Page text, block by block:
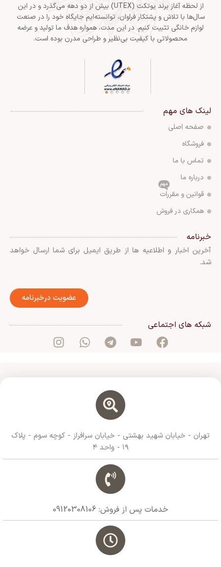
از لحظه آغاز برند یوتکث (UTEX) بیش از دو دهه می‌گذرد و در این
سال‌ها با تلاش و پشتکار فراوان، توانسته‌ایم جایگاه خود را در صنعت
لوازم خانگی تثبیت کنیم. در این مدت، همواره هدف ما تولید و عرضه
محصولاتی با کیفیت بی‌نظیر و طراحی مدرن بوده است.
لینک های مهم
صفحه اصلی
فروشگاه
تماس با ما
درباره ما
قوانین و مقررات
مهم
همکاری در فروش
خبرنامه
آخرین اخبار و اطلاعیه ها از طریق ایمیل برای شما ارسال خواهد
شد.
عضویت درخبرنامه
شبکه های اجتماعی
تهران - خیابان شهید بهشتی - خیابان سرافراز - کوچه سوم - پلاک
۱۹ - واحد ۴
خدمات پس از فروش: 09120308106